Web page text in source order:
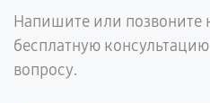
Напишите или позвоните
бесплатную
вопросу.